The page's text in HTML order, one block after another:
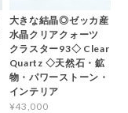
大きな結晶◎ゼッカ産
水晶クリアクォーツ
クラスター93◇ Clear
Quartz ◇天然石・鉱
物・パワーストーン・
インテリア
¥43,000